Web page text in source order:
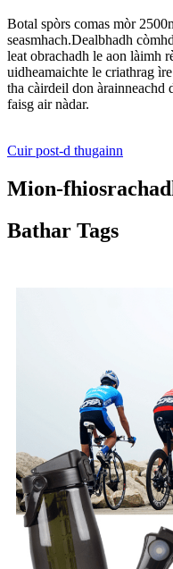
Botal spòrs comas mòr
seasmhach.Dealbhadh
leat obrachadh le aon làimh
uidheamaichte le criathrag
tha càirdeil don àrainneachd
faisg air nàdar.
Cuir post-d thugainn
Mion-
Bathar Tags